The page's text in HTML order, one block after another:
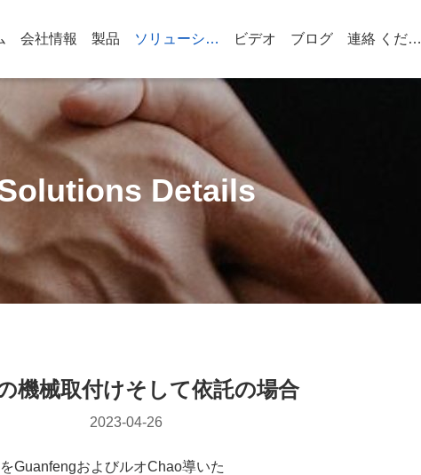
会社情報 製品 ソリューション ビデオ ブログ 連絡 ください
Details
機械取付けそして依託の場合
2023-04-26
GuanfengおよびルオChao導いた